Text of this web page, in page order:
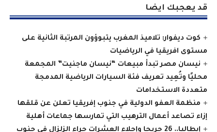
قد يعجبك ايضا
كوت ديفوار: تلاميذ المغرب يتبوؤون المرتبة الثانية على
مستوى افريقيا في الرياضيات
نيسان مصر تبدأ مبيعات “نيسان ماجنيت” المجمعة
محليًا وتُعِيد تعريف فئة السيارات الرياضية المدمجة
متعددة الاستخدامات
منظمة العفو الدولية في جنوب إفريقيا تعلن عن قلقها
إزاء تصاعد أعمال الترهيب التي تمارسها جماعات أهلية
إيطاليا.. 26 جريحا وإجلاء العشرات جراء الزلزال في جنوب